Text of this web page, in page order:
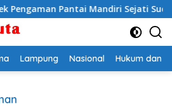
Mandiri Sejati Sudah Sesuai
Lampung Nasional Hukum dan